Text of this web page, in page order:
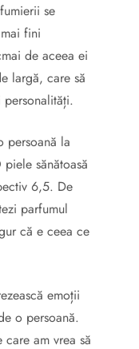
se
fini
de aceea ei
largă, care să
persoană la
sănătoasă
6,5. De
parfumul
că e ceea ce
emoții
o persoană.
am vrea să